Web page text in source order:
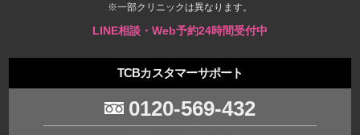
※一部クリニックは異なります。
LINE相談・Web予約24時間受付中
TCBカスタマーサポート
0120-569-432